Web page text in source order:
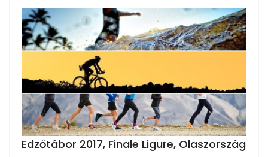
Edzőtábor 2017, Finale Ligure, Olaszország